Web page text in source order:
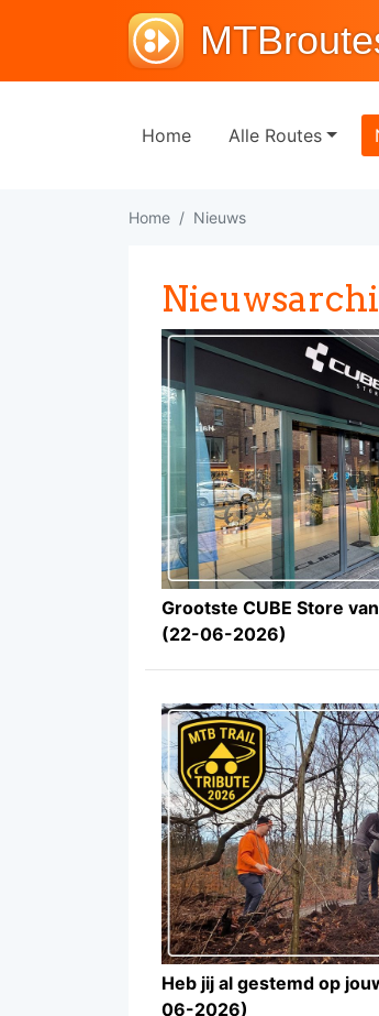
Home Alle Routes
Home Nieuws
Grootste CUBE Store
(22-06-2026)
Heb jij al gestemd op
06-2026)